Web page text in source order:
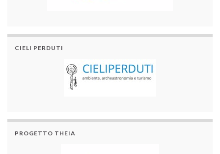
CIELI PERDUTI
PROGETTO THEIA